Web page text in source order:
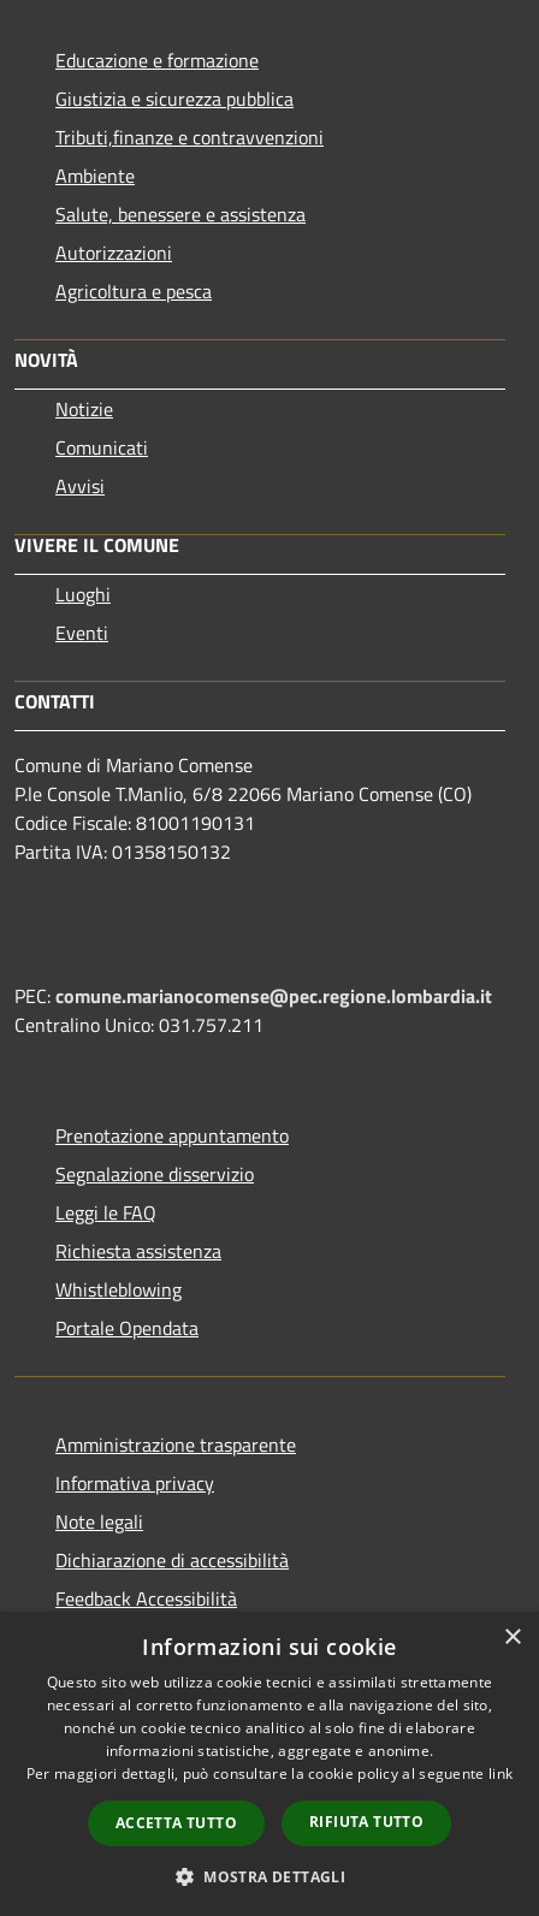
Educazione e formazione
Giustizia e sicurezza pubblica
Tributi,finanze e contravvenzioni
Ambiente
Salute, benessere e assistenza
Autorizzazioni
Agricoltura e pesca
NOVITÀ
Notizie
Comunicati
Avvisi
VIVERE IL COMUNE
Luoghi
Eventi
CONTATTI
Comune di Mariano Comense
P.le Console T.Manlio, 6/8 22066 Mariano Comense (CO)
Codice Fiscale: 81001190131
Partita IVA: 01358150132
PEC:comune.marianocomense@pec.regione.lombardia.it
Centralino Unico: 031.757.211
Prenotazione appuntamento
Segnalazione disservizio
Leggi le FAQ
Richiesta assistenza
Whistleblowing
Portale Opendata
Amministrazione trasparente
Informativa privacy
Note legali
Dichiarazione di accessibilità
Feedback Accessibilità
Fatturare al comune
Accessibilità
Le foto nelle pagine sono
concesse dagli autori
presenti supixabay.com
efreepik.com
×
Informazioni sui cookie
Questo sito web utilizza cookie tecnici e assimilati strettamente
necessari al corretto funzionamento e alla navigazione del sito,
nonché un cookie tecnico analitico al solo fine di elaborare
informazioni statistiche, aggregate e anonime.
Per maggiori dettagli, può consultare la cookie policy al seguente link
ACCETTA TUTTO RIFIUTA TUTTO
MOSTRA DETTAGLI